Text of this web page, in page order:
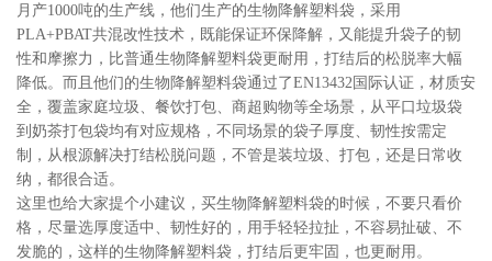
月产1000吨的生产线，他们生产的生物降解塑料袋，采用
PLA+PBAT共混改性技术，既能保证环保降解，又能提升袋子的韧
性和摩擦力，比普通生物降解塑料袋更耐用，打结后的松脱率大幅
降低。而且他们的生物降解塑料袋通过了EN13432国际认证，材质安
全，覆盖家庭垃圾、餐饮打包、商超购物等全场景，从平口垃圾袋
到奶茶打包袋均有对应规格，不同场景的袋子厚度、韧性按需定
制，从根源解决打结松脱问题，不管是装垃圾、打包，还是日常收
纳，都很合适。
这里也给大家提个小建议，买生物降解塑料袋的时候，不要只看价
格，尽量选厚度适中、韧性好的，用手轻轻拉扯，不容易扯破、不
发脆的，这样的生物降解塑料袋，打结后更牢固，也更耐用。